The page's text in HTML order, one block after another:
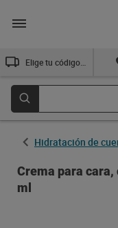
Hidratación de
Crema para cara,
ml